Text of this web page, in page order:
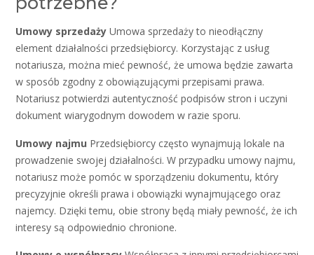
Umowy sprzedaży Umowa sprzedaży to nieodłączny
element działalności przedsiębiorcy. Korzystając z usług
notariusza, można mieć pewność, że umowa będzie zawarta
w sposób zgodny z obowiązującymi przepisami prawa.
Notariusz potwierdzi autentyczność podpisów stron i uczyni
dokument wiarygodnym dowodem w razie sporu.
Umowy najmu Przedsiębiorcy często wynajmują lokale na
prowadzenie swojej działalności. W przypadku umowy najmu,
notariusz może pomóc w sporządzeniu dokumentu, który
precyzyjnie określi prawa i obowiązki wynajmującego oraz
najemcy. Dzięki temu, obie strony będą miały pewność, że ich
interesy są odpowiednio chronione.